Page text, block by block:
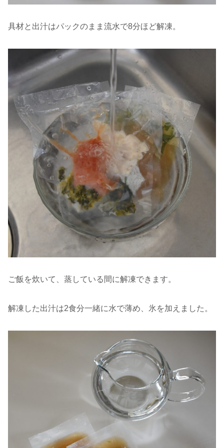
具材と出汁はパックのまま流水で8分ほど解凍。
ご飯を炊いて、蒸している間に解凍できます。
解凍した出汁は2食分一緒に水で薄め、氷を加えました。